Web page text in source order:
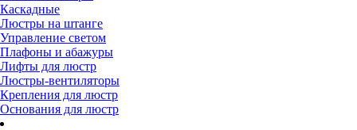
Каскадные
Люстры на штанге
Управление светом
Плафоны и абажуры
Лифты для люстр
Люстры-вентиляторы
Крепления для люстр
Основания для люстр